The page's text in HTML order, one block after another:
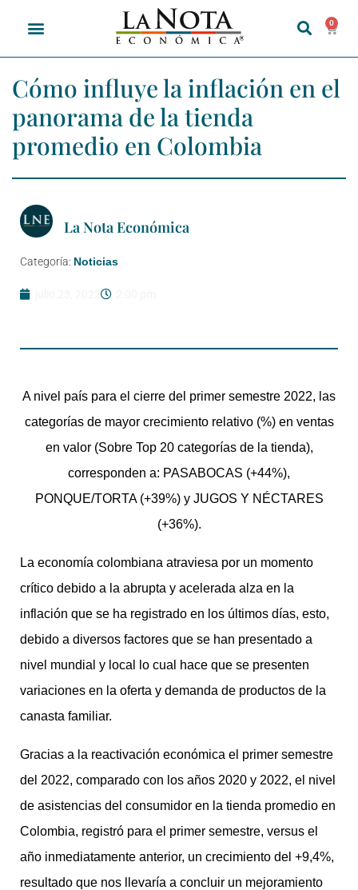
0
Cómo influye la inflación en el
panorama de la tienda
promedio en Colombia
La Nota Económica
Categoría: Noticias
A nivel país para el cierre del primer semestre 2022, las
categorías de mayor crecimiento relativo (%) en ventas
en valor (Sobre Top 20 categorías de la tienda),
corresponden a: PASABOCAS (+44%),
PONQUE/TORTA (+39%) y JUGOS Y NÉCTARES
(+36%).
La economía colombiana atraviesa por un momento
crítico debido a la abrupta y acelerada alza en la
inflación que se ha registrado en los últimos días, esto,
debido a diversos factores que se han presentado a
nivel mundial y local lo cual hace que se presenten
variaciones en la oferta y demanda de productos de la
canasta familiar.
Gracias a la reactivación económica el primer semestre
del 2022, comparado con los años 2020 y 2022, el nivel
de asistencias del consumidor en la tienda promedio en
Colombia, registró para el primer semestre, versus el
año inmediatamente anterior, un crecimiento del +9,4%,
resultado que nos llevaría a concluir un mejoramiento